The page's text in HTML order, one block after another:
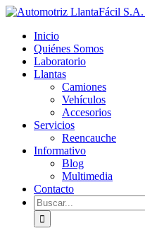
Skip
content
facebook
youtube
Inicio
Quiénes Somos
Laboratorio
Llantas
Camiones
Vehículos
Accesorios
Servicios
Reencauche
Informativo
Blog
Multimedia
Contacto
Buscar: